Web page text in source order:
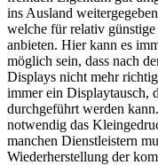
ins Ausland
welche für relativ günstige
anbieten. Hier kann es
möglich sein, dass nach
Displays nicht mehr
immer ein Displaytausch,
durchgeführt werden
notwendig das
manchen Dienstleistern
Wiederherstellung der